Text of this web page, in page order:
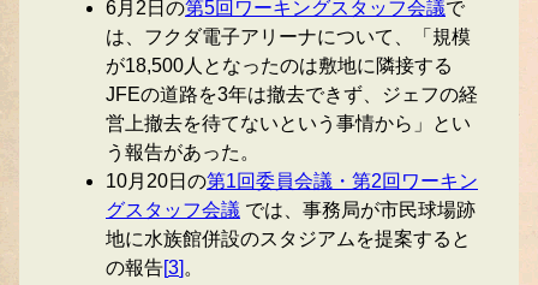
6月2日の第5回ワーキングスタッフ会議で
は、フクダ電子アリーナについて、「規模
が18,500人となったのは敷地に隣接する
JFEの道路を3年は撤去できず、ジェフの経
営上撤去を待てないという事情から」とい
う報告があった。
10月20日の第1回委員会議・第2回ワーキン
グスタッフ会議 では、事務局が市民球場跡
地に水族館併設のスタジアムを提案すると
の報告[3] 。